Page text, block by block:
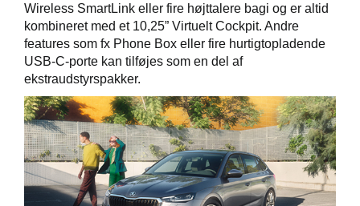
Wireless SmartLink eller fire højttalere bagi og er altid
kombineret med et 10,25” Virtuelt Cockpit. Andre
features som fx Phone Box eller fire hurtigtopladende
USB-C-porte kan tilføjes som en del af
ekstraudstyrspakker.